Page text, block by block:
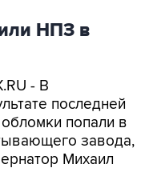
НПЗ в
- В
последней
попали в
завода,
Михаил